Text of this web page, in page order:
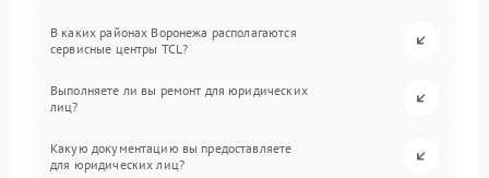
В каких районах Воронежа располагаются
сервисные центры TCL?
Выполняете ли вы ремонт для юридических
лиц?
Какую документацию вы предоставляете
для юридических лиц?